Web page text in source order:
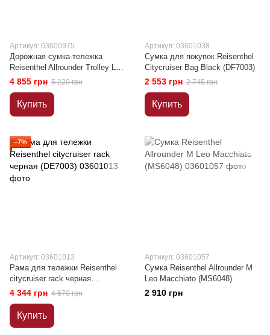
Артикул: 03600975
Дорожная сумка-тележка
Reisenthel Allrounder Trolley Leo
Macchiato (MP6047)
4 855 грн 5 220 грн
Купить
Артикул: 03601038
Сумка для покупок Reisenthel
Citycruiser Bag Black (DF7003)
2 553 грн 2 745 грн
Купить
−7%
Артикул: 03601013
Рама для тележки Reisenthel
citycruiser rack черная
(DE7003)
4 344 грн 4 670 грн
Купить
Артикул: 03601057
Сумка Reisenthel Allrounder M
Leo Macchiato (MS6048)
2 910 грн